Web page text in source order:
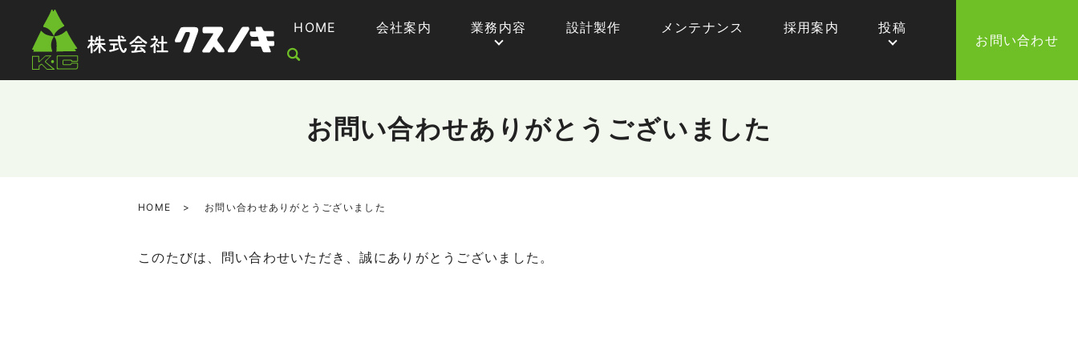
HOME 会社案内 業務内容 設計製作 メンテナンス
採用案内
お問い合わせ
投稿
お問い合わせありがとうございました
HOME お問い合わせありがとうございました
このたびは、問い合わせいただき、誠にありがとうございました。